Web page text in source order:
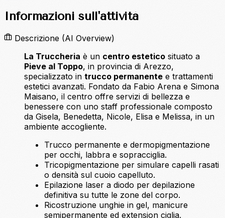
Informazioni sull'attività
Descrizione (AI Overview)
La Truccheria è un centro estetico situato a
Pieve al Toppo, in provincia di Arezzo,
specializzato in trucco permanente e trattamenti
estetici avanzati. Fondato da Fabio Arena e Simona
Maisano, il centro offre servizi di bellezza e
benessere con uno staff professionale composto
da Gisela, Benedetta, Nicole, Elisa e Melissa, in un
ambiente accogliente.
Trucco permanente e dermopigmentazione
per occhi, labbra e sopracciglia.
Tricopigmentazione per simulare capelli rasati
o densità sul cuoio capelluto.
Epilazione laser a diodo per depilazione
definitiva su tutte le zone del corpo.
Ricostruzione unghie in gel, manicure
semipermanente ed extension ciglia.